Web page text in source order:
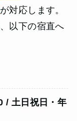
が対応します。
以下の宿直へ
/ 土日祝日・年